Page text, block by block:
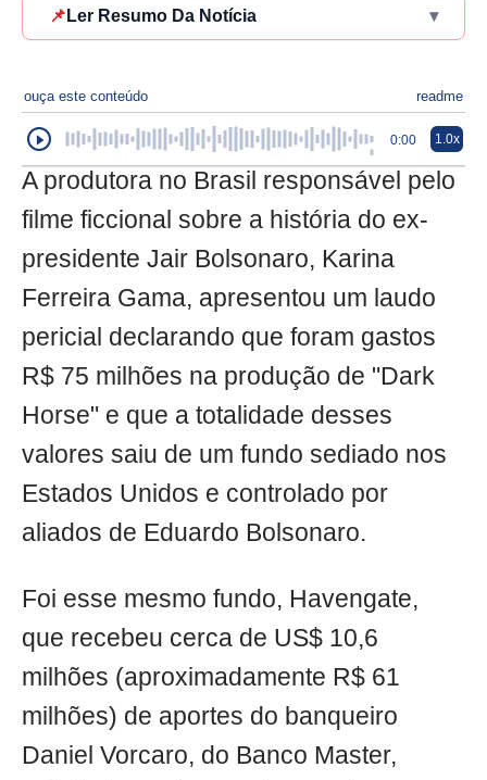
📌 Ler Resumo Da Notícia ▾
ouça este conteúdo readme
0:00 1.0x
A produtora no Brasil responsável pelo
filme ficcional sobre a história do ex-
presidente Jair Bolsonaro, Karina
Ferreira Gama, apresentou um laudo
pericial declarando que foram gastos
R$ 75 milhões na produção de "Dark
Horse" e que a totalidade desses
valores saiu de um fundo sediado nos
Estados Unidos e controlado por
aliados de Eduardo Bolsonaro.
Foi esse mesmo fundo, Havengate,
que recebeu cerca de US$ 10,6
milhões (aproximadamente R$ 61
milhões) de aportes do banqueiro
Daniel Vorcaro, do Banco Master,